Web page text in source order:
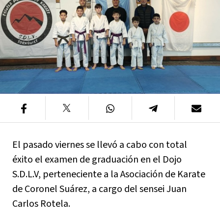
El pasado viernes se llevó a cabo con total
éxito el examen de graduación en el Dojo
S.D.L.V, perteneciente a la Asociación de Karate
de Coronel Suárez, a cargo del sensei Juan
Carlos Rotela.